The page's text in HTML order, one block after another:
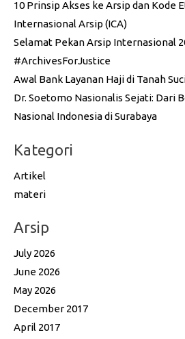
10 Prinsip Akses ke Arsip dan Kode
Internasional Arsip (ICA)
Selamat Pekan Arsip Internasional
#ArchivesForJustice
Awal Bank Layanan Haji di Tanah
Dr. Soetomo Nasionalis Sejati: Dari
Nasional Indonesia di Surabaya
Kategori
Artikel
materi
Arsip
July 2026
June 2026
May 2026
December 2017
April 2017